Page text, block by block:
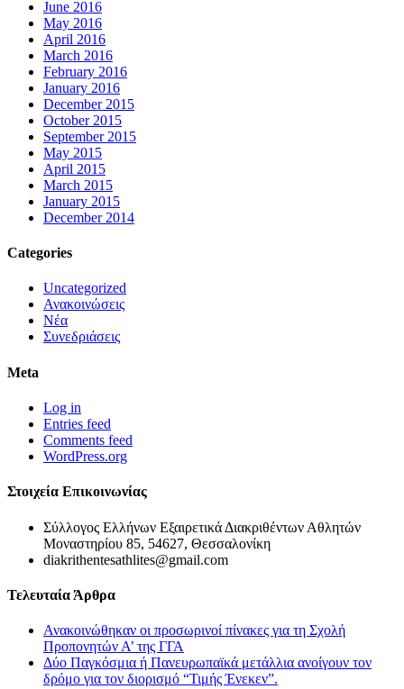
June 2016
May 2016
April 2016
March 2016
February 2016
January 2016
December 2015
October 2015
September 2015
May 2015
April 2015
March 2015
January 2015
December 2014
Categories
Uncategorized
Ανακοινώσεις
Νέα
Συνεδριάσεις
Meta
Log in
Entries feed
Comments feed
WordPress.org
Στοιχεία Επικοινωνίας
Σύλλογος Ελλήνων Εξαιρετικά Διακριθέντων Αθλητών
Μοναστηρίου 85, 54627, Θεσσαλονίκη
diakrithentesathlites@gmail.com
Τελευταία Άρθρα
Ανακοινώθηκαν οι προσωρινοί πίνακες για τη Σχολή
Προπονητών Α’ της ΓΓΑ
Δύο Παγκόσμια ή Πανευρωπαϊκά μετάλλια ανοίγουν τον
δρόμο για τον διορισμό “Τιμής Ένεκεν”.